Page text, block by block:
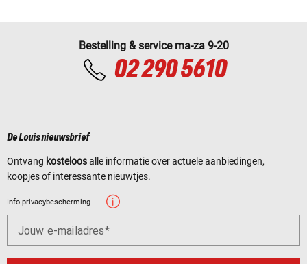
Bestelling & service ma-za 9-20
02 290 5610
De Louis nieuwsbrief
Ontvang kosteloosalle informatie over actuele aanbiedingen,
koopjes of interessante nieuwtjes.
Info privacybescherming
Jouw e-mailadres